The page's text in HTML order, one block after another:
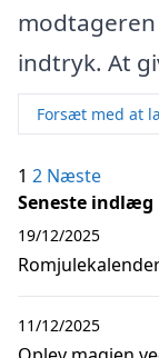
indtryk. At
Forsæt med at
Indlægsinddeling
1 2 Næste
Seneste indlæg
19/12/2025
11/12/2025